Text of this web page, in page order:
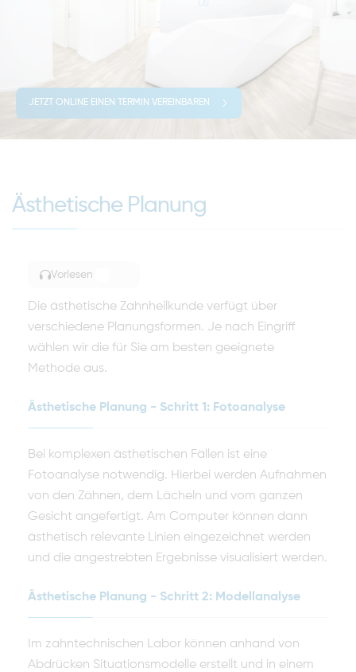
JETZT ONLINE EINEN TERMIN VEREINBAREN
Ästhetische Planung
Vorlesen
Die ästhetische Zahnheilkunde verfügt über
verschiedene Planungsformen. Je nach Eingriff
wählen wir die für Sie am besten geeignete
Methode aus.
Ästhetische Planung - Schritt 1: Fotoanalyse
Bei komplexen ästhetischen Fällen ist eine
Fotoanalyse notwendig. Hierbei werden Aufnahmen
von den Zähnen, dem Lächeln und vom ganzen
Gesicht angefertigt. Am Computer können dann
ästhetisch relevante Linien eingezeichnet werden
und die angestrebten Ergebnisse visualisiert werden.
Ästhetische Planung - Schritt 2: Modellanalyse
Im zahntechnischen Labor können anhand von
Abdrücken Situationsmodelle erstellt und in einem